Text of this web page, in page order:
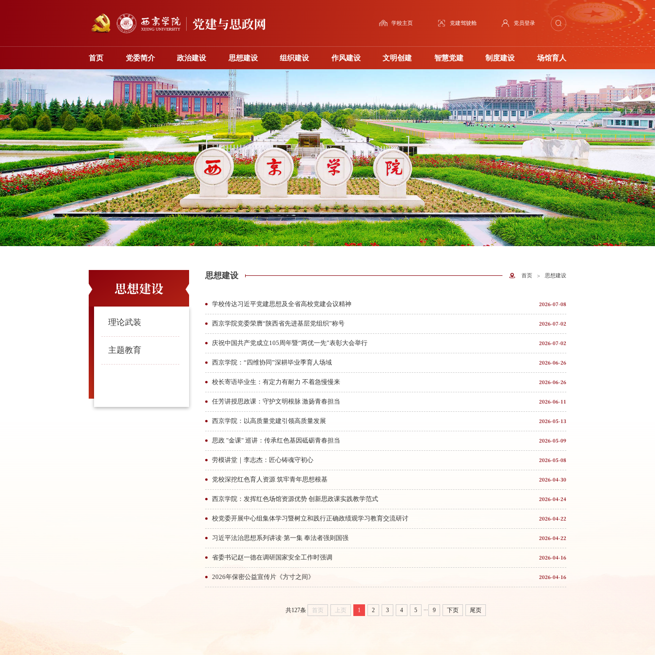
学校主页 党建驾驶舱 党员登录
首页 党委简介 政治建设 思想建设 组织建设 作风建设 文明创建 智慧党建 制度建设 场馆育人
思想建设
理论武装
主题教育
思想建设 首页 > 思想建设
2026-07-08
学校传达习近平党建思想及全省高校党建会议精神
2026-07-02
西京学院党委荣膺“陕西省先进基层党组织”称号
2026-07-02
庆祝中国共产党成立105周年暨“两优一先”表彰大会举行
2026-06-26
西京学院：“四维协同”深耕毕业季育人场域
2026-06-26
校长寄语毕业生：有定力有耐力 不着急慢慢来
2026-06-11
任芳讲授思政课：守护文明根脉 激扬青春担当
2026-05-13
西京学院：以高质量党建引领高质量发展
2026-05-09
思政 "金课" 巡讲：传承红色基因砥砺青春担当
2026-05-08
劳模讲堂｜李志杰：匠心铸魂守初心
2026-04-30
党校深挖红色育人资源 筑牢青年思想根基
2026-04-24
西京学院：发挥红色场馆资源优势 创新思政课实践教学范式
2026-04-22
校党委开展中心组集体学习暨树立和践行正确政绩观学习教育交流研讨
2026-04-22
习近平法治思想系列讲读·第一集 奉法者强则国强
2026-04-16
省委书记赵一德在调研国家安全工作时强调
2026-04-16
2026年保密公益宣传片《方寸之间》
共127条 首页 上页 1 2 3 4 5 ... 9 下页 尾页